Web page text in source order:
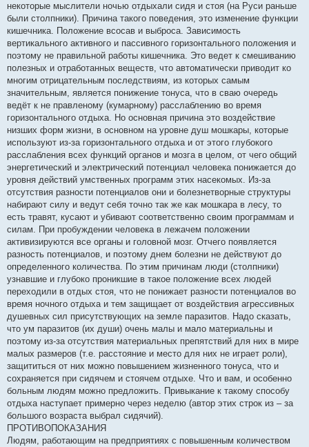
некоторые мыслители ночью отдыхали сидя и стоя (на Руси раньше
были столпники). Причина такого поведения, это изменение функции
кишечника. Положение всосав и выброса. Зависимость
вертикального активного и пассивного горизонтального положения и
поэтому не правильной работы кишечника. Это ведет к смешиванию
полезных и отработанных веществ, что автоматически приводит ко
многим отрицательным последствиям, из которых самым
значительным, является понижение тонуса, что в сваю очередь
ведёт к не правленому (кумарному) расслаблению во время
горизонтального отдыха. Но основная причина это воздействие
низших форм жизни, в основном на уровне душ мошкары, которые
используют из-за горизонтального отдыха и от этого глубокого
расслабления всех функций органов и мозга в целом, от чего общий
энергетический и электрический потенциал человека понижается до
уровня действий умственных программ этих насекомых. Из-за
отсутствия разности потенциалов они и болезнетворные структуры
набирают силу и ведут себя точно так же как мошкара в лесу, то
есть травят, кусают и убивают соответственно своим программам и
силам. При пробуждении человека в лежачем положении
активизируются все органы и головной мозг. Отчего появляется
разность потенциалов, и поэтому днем болезни не действуют до
определенного количества. По этим причинам люди (столпники)
узнавшие и глубоко проникшие в такое положение всех людей
переходили в отдых стоя, что не понижает разности потенциалов во
время ночного отдыха и тем защищает от воздействия агрессивных
душевных сил присутствующих на земле паразитов. Надо сказать,
что ум паразитов (их души) очень малы и мало материальны и
поэтому из-за отсутствия материальных препятствий для них в мире
малых размеров (т.е. расстояние и место для них не играет роли),
защититься от них можно повышением жизненного тонуса, что и
сохраняется при сидячем и стоячем отдыхе. Что и вам, и особенно
больным людям можно предложить. Привыкание к такому способу
отдыха наступает примерно через неделю (автор этих строк из – за
большого возраста выбрал сидячий).
ПРОТИВОПОКАЗАНИЯ
Людям, работающим на предприятиях с повышенным количеством